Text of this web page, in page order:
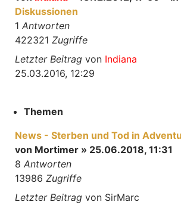
Diskussionen
1 Antworten
422321 Zugriffe
Letzter Beitrag von Indiana
25.03.2016, 12:29
Themen
News - Sterben und Tod in
von Mortimer » 25.06.2018, 11:31
8 Antworten
13986 Zugriffe
Letzter Beitrag von SirMarc